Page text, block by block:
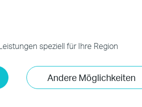
nicht richtig funktioniert, wenn es an
ist
speziell für Ihre Region
Andere Möglichkeiten
und können in Ihren
auf unserer Website zu
und anzupassen.